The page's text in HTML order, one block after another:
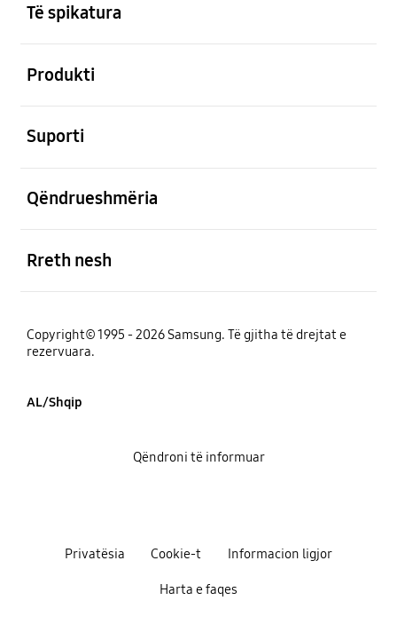
Të spikatura
Produkti
Suporti
Qëndrueshmëria
Rreth nesh
Copyright© 1995 - 2026 Samsung. Të gjitha të drejtat e
rezervuara.
AL/Shqip
Privatësia Cookie-t Informacion ligjor
Harta e faqes
Qëndroni të informuar